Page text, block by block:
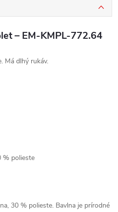
– EM-KMPL-772.64
Má dlhý rukáv.
% polieste
30 % polieste. Bavlna je prírodné